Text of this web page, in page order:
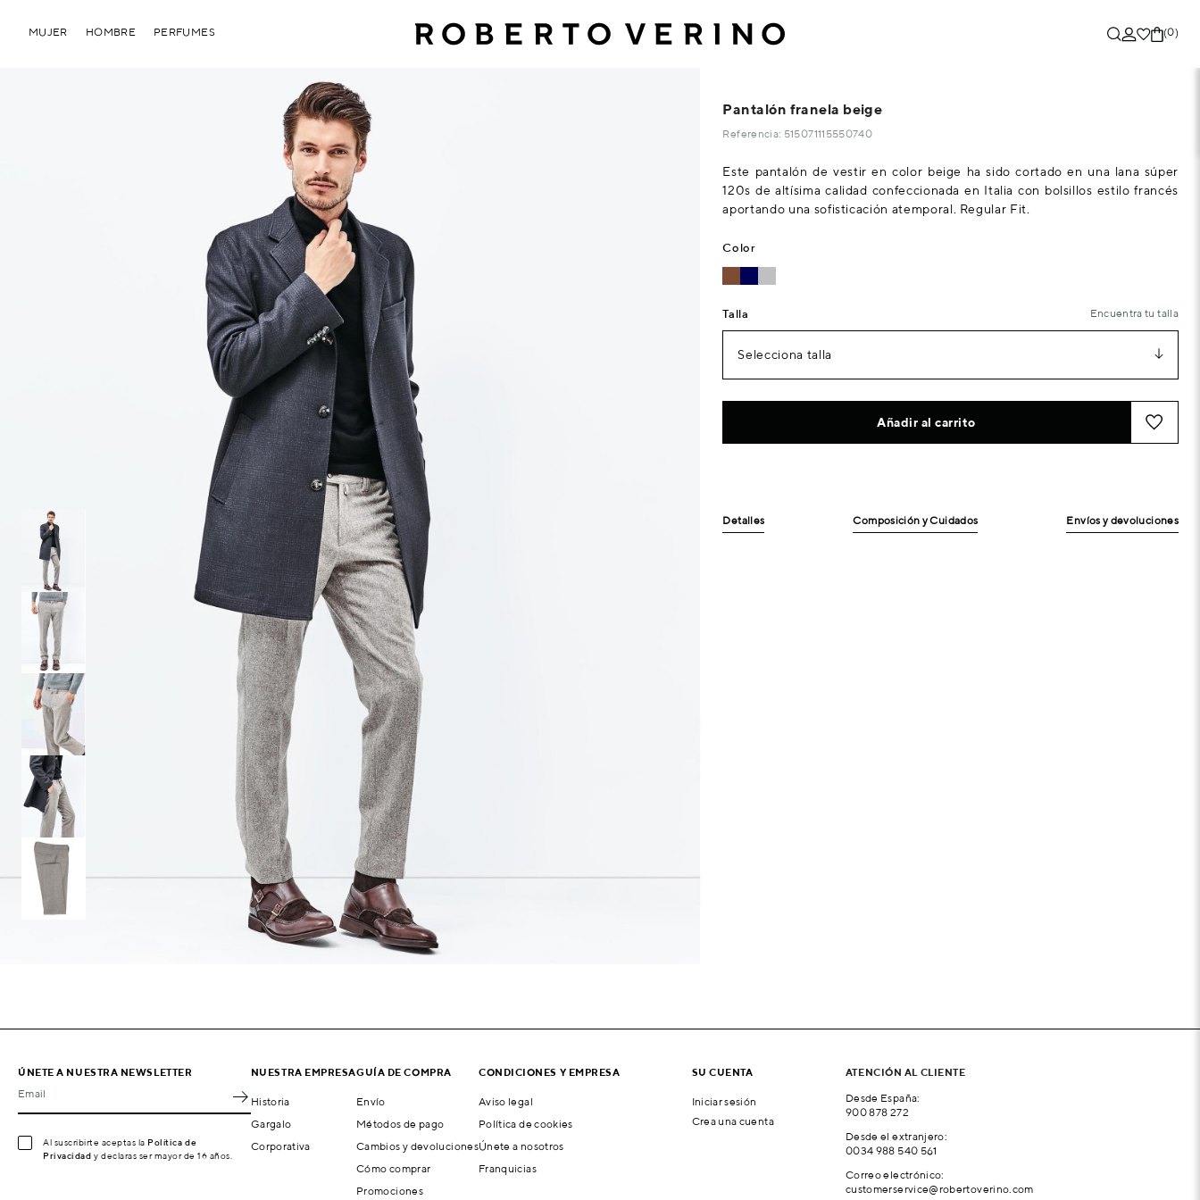
(0)
MUJER HOMBRE PERFUMES
Pantalón franela beige
Referencia: 515071115550740
Este pantalón de vestir en color beige ha sido cortado en una lana súper
120s de altísima calidad confeccionada en Italia con bolsillos estilo francés
aportando una sofisticación atemporal. Regular Fit.
Color
Talla Encuentra tu talla
Selecciona talla
Añadir al carrito
Detalles Composición y Cuidados Envíos y devoluciones
ÚNETE A NUESTRA NEWSLETTER
Email
Al suscribirte aceptas la Política de
Privacidad y declaras ser mayor de 16 años.
NUESTRA EMPRESA
Historia
Gargalo
Corporativa
GUÍA DE COMPRA
Envío
Métodos de pago
Cambios y devoluciones
Cómo comprar
Promociones
CONDICIONES Y EMPRESA
Aviso legal
Política de cookies
Únete a nosotros
Franquicias
SU CUENTA
Iniciar sesión
Crea una cuenta
ATENCIÓN AL CLIENTE
Desde España:
900 878 272
Desde el extranjero:
0034 988 540 561
Correo electrónico:
customerservice@robertoverino.com